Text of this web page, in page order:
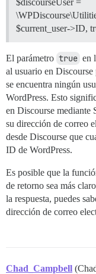
$current_user->ID,
El parámetro true en
al usuario en
se encuentra ningún
WordPress. Esto
en Discourse mediante
su dirección de correo
desde Discourse que
ID de WordPress.
Es posible que la
de retorno sea más
la respuesta, puedes
dirección de correo
Chad_Campbell